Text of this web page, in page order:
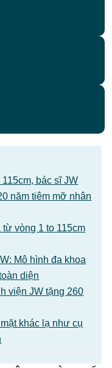
bác sĩ JW
năm tiêm mỡ nhân
vòng 1 to 115cm
Mô hình đa khoa
diện
viện JW tặng 260
khác lạ như cụ